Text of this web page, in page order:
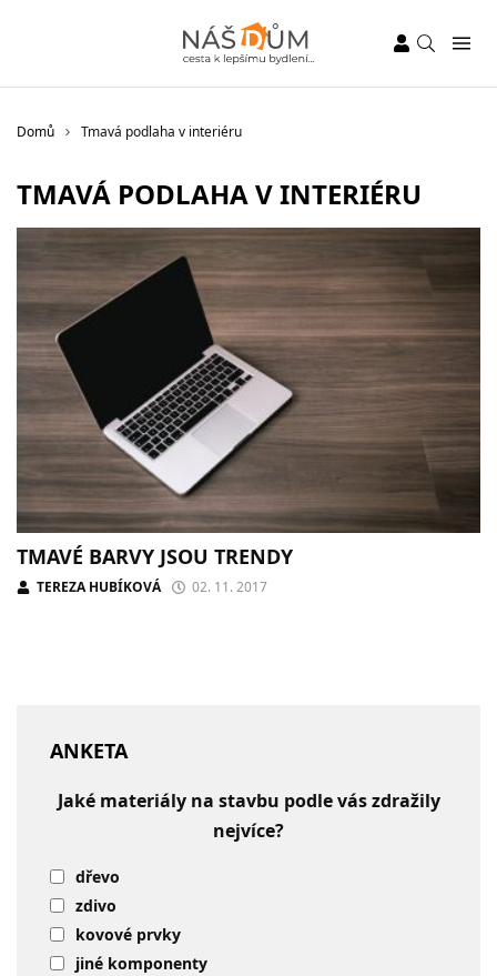
Domů Tmavá podlaha v interiéru
TMAVÁ PODLAHA V INTERIÉRU
TMAVÉ BARVY JSOU TRENDY
TEREZA HUBÍKOVÁ 02. 11. 2017
ANKETA
Jaké materiály na stavbu podle vás zdražily
nejvíce?
dřevo
zdivo
kovové prvky
jiné komponenty